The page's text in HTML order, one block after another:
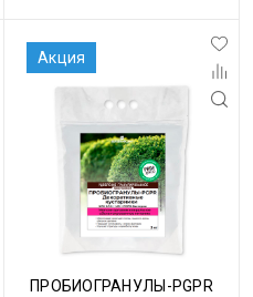
Акция
ПРОБИОГРАНУЛЫ-PGPR